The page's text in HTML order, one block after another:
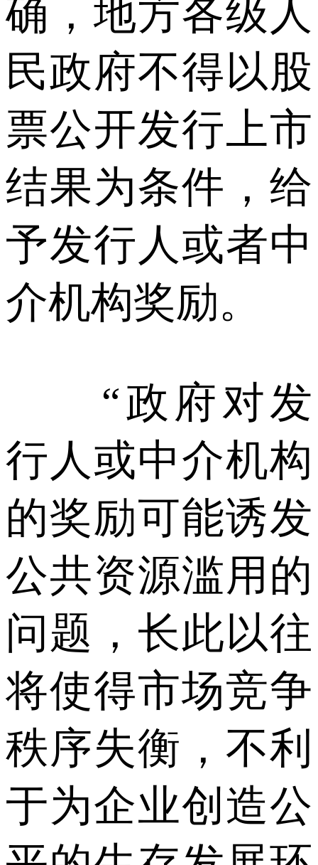
确，地方各级人
民政府不得以股
票公开发行上市
结果为条件，给
予发行人或者中
介机构奖励。
“政府对发
行人或中介机构
的奖励可能诱发
公共资源滥用的
问题，长此以往
将使得市场竞争
秩序失衡，不利
于为企业创造公